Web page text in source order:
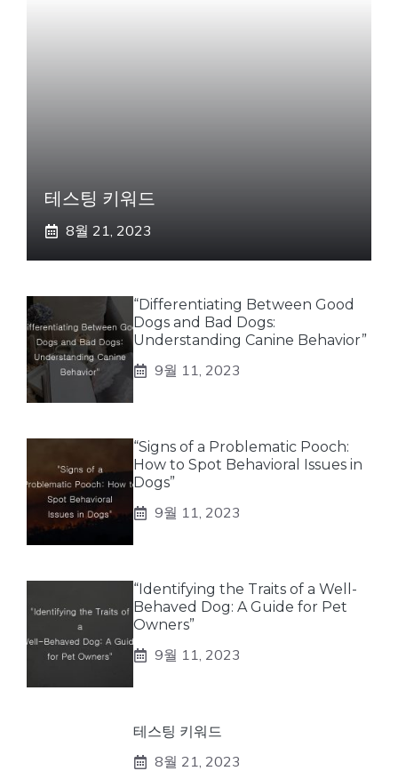
테스팅 키워드
8월 21, 2023
“Differentiating Between Good
Dogs and Bad Dogs:
Understanding Canine Behavior”
9월 11, 2023
“Signs of a Problematic Pooch:
How to Spot Behavioral Issues in
Dogs”
9월 11, 2023
“Identifying the Traits of a Well-
Behaved Dog: A Guide for Pet
Owners”
9월 11, 2023
테스팅 키워드
8월 21, 2023